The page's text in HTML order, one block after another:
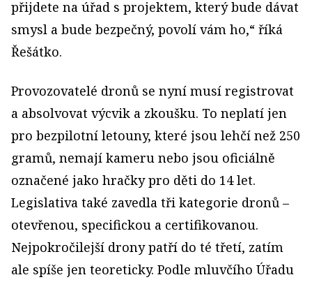
přijdete na úřad s projektem, který bude dávat
smysl a bude bezpečný, povolí vám ho,“ říká
Řešátko.
Provozovatelé dronů se nyní musí registrovat
a absolvovat výcvik a zkoušku. To neplatí jen
pro bezpilotní letouny, které jsou lehčí než 250
gramů, nemají kameru nebo jsou oficiálně
označené jako hračky pro děti do 14 let.
Legislativa také zavedla tři kategorie dronů –
otevřenou, specifickou a certifikovanou.
Nejpokročilejší drony patří do té třetí, zatím
ale spíše jen teoreticky. Podle mluvčího Úřadu